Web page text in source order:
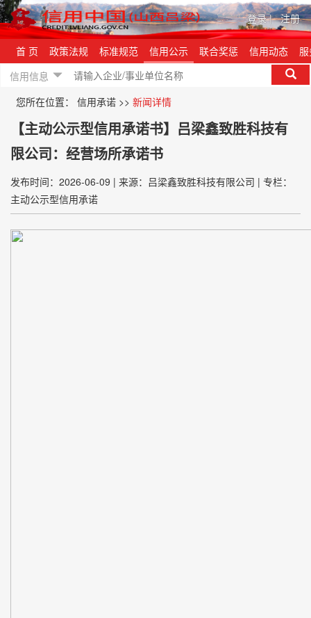
登录| 注册
首 页 政策法规 标准规范 信用公示 联合奖惩 信用动态
信用信息
您所在位置： 信用承诺 >> 新闻详情
【主动公示型信用承诺书】吕梁鑫致胜科技有
限公司：经营场所承诺书
发布时间：2026-06-09 | 来源：吕梁鑫致胜科技有限公司 | 专栏：
主动公示型信用承诺